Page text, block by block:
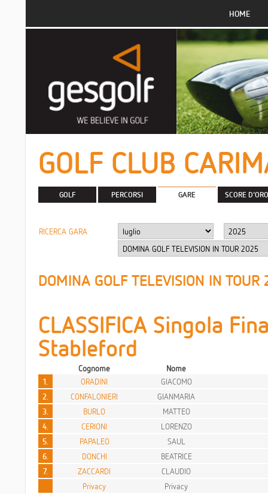
HOME
GOLF CLUB
GOLF PERCORSI GARE SCORE D'ORO
RICERCA GARA
DOMINA GOLF TELEVISION IN
CLASSIFICA Singola
Stableford
Cognome
Nome
1.
ORADINI
GIACOMO
2.
CONFALONIERI
GIANMARIA
3.
BURLO
MATTEO
4.
CERIONI
LORENZO
5.
PAPALEO
SAUL
6.
DONCHI
BEATRICE
7.
ZACCARDI
CLAUDIO
Privacy
Privacy